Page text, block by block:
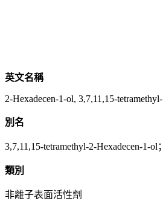
英文名稱
2-Hexadecen-1-ol, 3,7,11,15-tetramethyl-
別名
3,7,11,15-tetramethyl-2-Hexadecen-1-ol；
類別
非離子表面活性劑